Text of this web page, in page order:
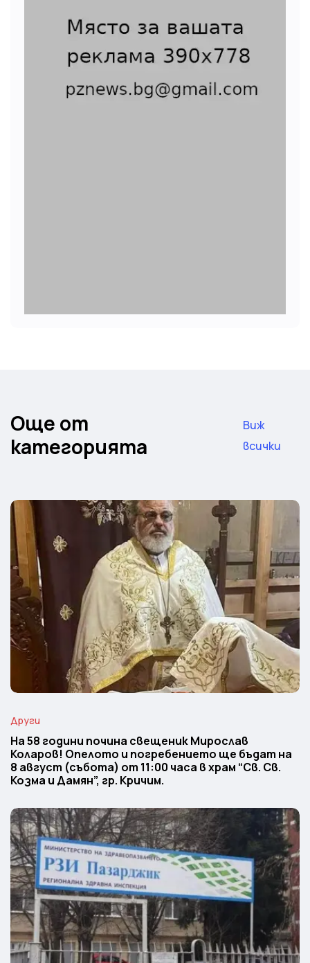
Още от
категорията
Виж
всички
Други
На 58 години почина свещеник Мирослав
Коларов! Опелото и погребението ще бъдат на
8 август (събота) от 11:00 часа в храм “Св. Св.
Козма и Дамян”, гр. Кричим.